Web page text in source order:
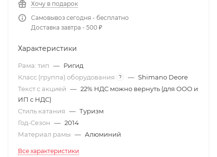
Хочу в подарок
Самовывоз сегодня - бесплатно
Доставка завтра - 500 ₽
Характеристики
Рама: тип — Ригид
Класс (группа) оборудования
? — Shimano Deore
Текст с акцией — 22% НДС можно вернуть (для ООО и
ИП с НДС)
Стиль катания — Туризм
Год-Сезон — 2014
Материал рамы — Алюминий
Все характеристики